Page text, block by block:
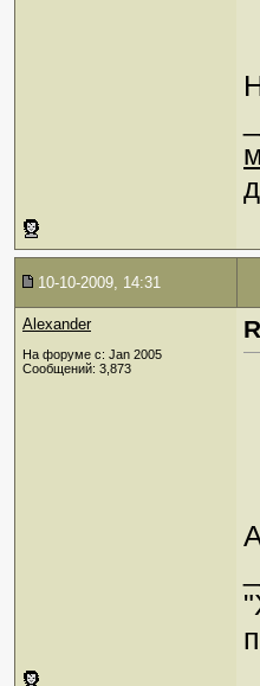
10-10-2009, 14:31
Alexander
На форуме с: Jan 2005
Сообщений: 3,873